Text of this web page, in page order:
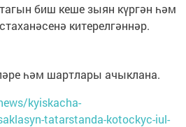
биш кеше зыян күргән һәм
китерелгәннәр.
һәм шартлары ачыклана.
kyiskacha-
tatarstanda-kotockyc-iul-